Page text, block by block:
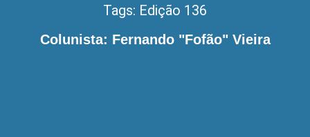
Tags: Edição 136
Colunista: Fernando "Fofão" Vieira